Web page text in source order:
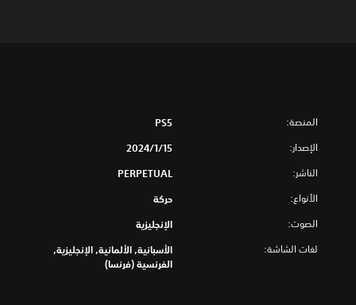
المنصة: PS5
الإصدار: 15‏/1‏/2024
الناشر: PERPETUAL
الأنواع: حركة
الصوت: الإنجليزية
لغات الشاشة:
الأسبانية, الألمانية, الإنجليزية,
الفرنسية (فرنسا)